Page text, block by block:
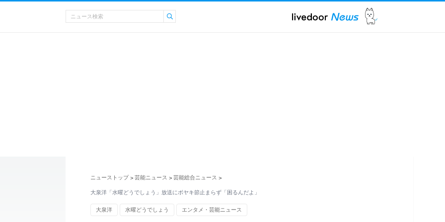
ニューストップ > 芸能ニュース > 芸能総合ニュース >
大泉洋「水曜どうでしょう」放送にボヤキ節止まらず「困るんだよ」
大泉洋 水曜どうでしょう エンタメ・芸能ニュース